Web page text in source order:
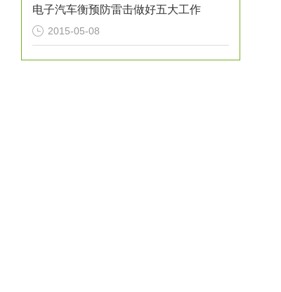
电子汽车衡预防雷击做好五大工作
2015-05-08